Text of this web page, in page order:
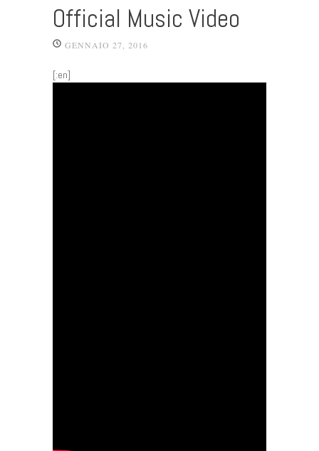
Official Music Video
GENNAIO 27, 2016
[:en]